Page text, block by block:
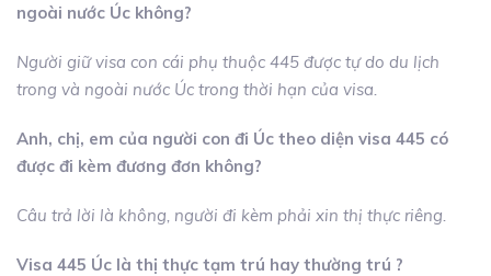
ngoài nước Úc không?
Người giữ visa con cái phụ thuộc 445 được tự do du lịch
trong và ngoài nước Úc trong thời hạn của visa.
Anh, chị, em của người con đi Úc theo diện visa 445 có
được đi kèm đương đơn không?
Câu trả lời là không, người đi kèm phải xin thị thực riêng.
Visa 445 Úc là thị thực tạm trú hay thường trú ?